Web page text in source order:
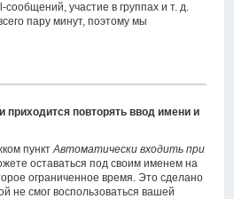
участие в группах и т. д.
пару минут, поэтому мы
приходится повторять ввод имени и
пунктАвтоматически входить при
оставаться под своим именем на
ограниченное время. Это сделано
не смог воспользоваться вашей